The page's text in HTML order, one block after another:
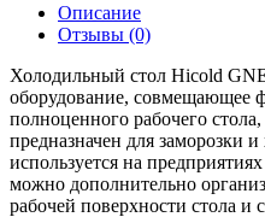
Описание
Отзывы (0)
Холодильный стол Hicold
оборудование, совмещающее
полноценного рабочего
предназначен для заморозки
используется на
можно дополнительно
рабочей поверхности стола и